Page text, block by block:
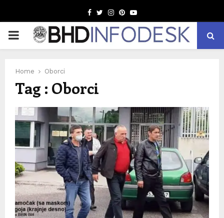
Facebook
TwitterInstagram
Pinterest
Youtube
PRIMARY
Home Oborci
Tag : Oborci